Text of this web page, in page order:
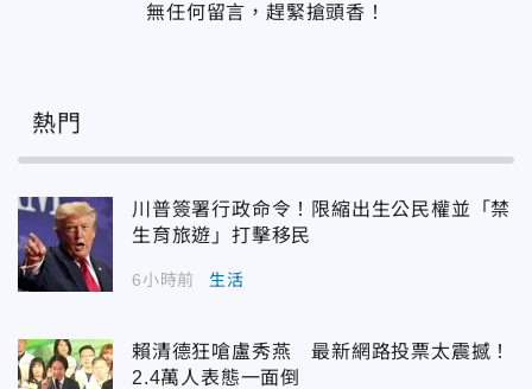
無任何留言，趕緊搶頭香！
熱門
川普簽署行政命令！限縮出生公民權並「禁
生育旅遊」打擊移民
6小時前 生活
賴清德狂嗆盧秀燕 最新網路投票太震撼！
2.4萬人表態一面倒